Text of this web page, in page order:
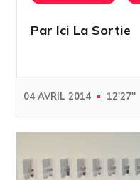
Par Ici La Sortie
04 AVRIL 2014 12'27''